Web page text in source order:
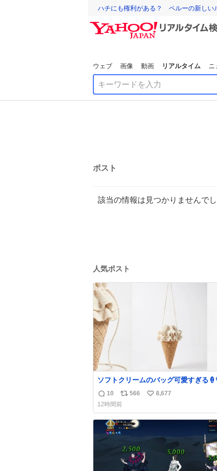
ハチにも権利がある？ ペルーの新しい
ウェブ 画像 動画 リアルタイム ニ
ポスト
該当の情報は見つかりませんでし
人気ポスト
ソフトクリームのバッグ可愛すぎる
返
信
数
10
リ
ポ
ス
ト
566
い
ね
8,677
12時間前